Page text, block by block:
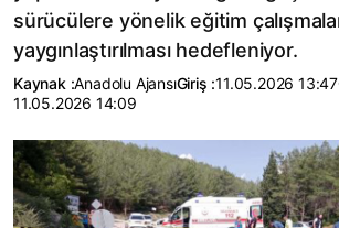
sürücülere yönelik eğitim
yaygınlaştırılması hedefleniyor.
Kaynak :Anadolu AjansıGiriş :11.05.2026 13:47
11.05.2026 14:09